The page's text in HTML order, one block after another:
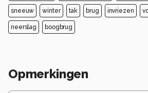
sneeuw winter tak brug invriezen
neerslag boogbrug
Opmerkingen